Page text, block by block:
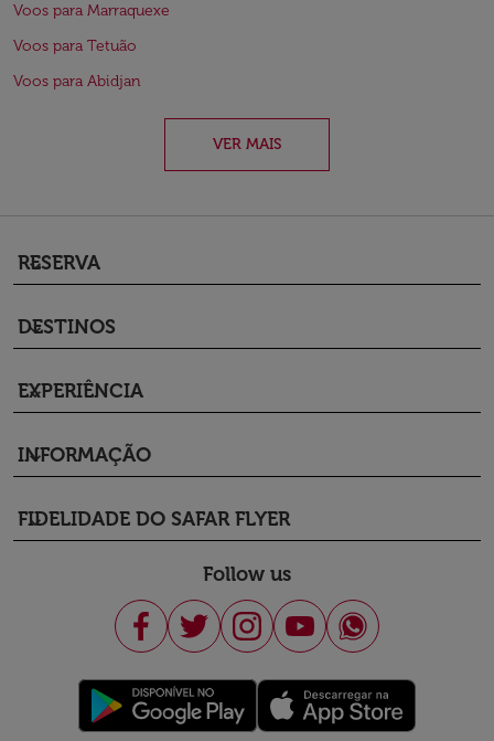
Voos para Marraquexe
Voos para Tetuão
Voos para Abidjan
VER MAIS
RESERVA
keyboard_arrow_down
DESTINOS
keyboard_arrow_down
EXPERIÊNCIA
keyboard_arrow_down
INFORMAÇÃO
keyboard_arrow_down
FIDELIDADE DO SAFAR FLYER
keyboard_arrow_down
Follow us